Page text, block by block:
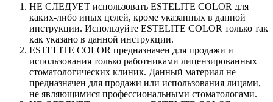
НЕ СЛЕДУЕТ использовать ESTELITE COLOR для
каких-либо иных целей, кроме указанных в данной
инструкции. Используйте ESTELITE COLOR только так
как указано в данной инструкции.
ESTELITE COLOR предназначен для продажи и
использования только работниками лицензированных
стоматологических клиник. Данный материал не
предназначен для продажи или использования лицами,
не являющимися профессиональными стоматологами.